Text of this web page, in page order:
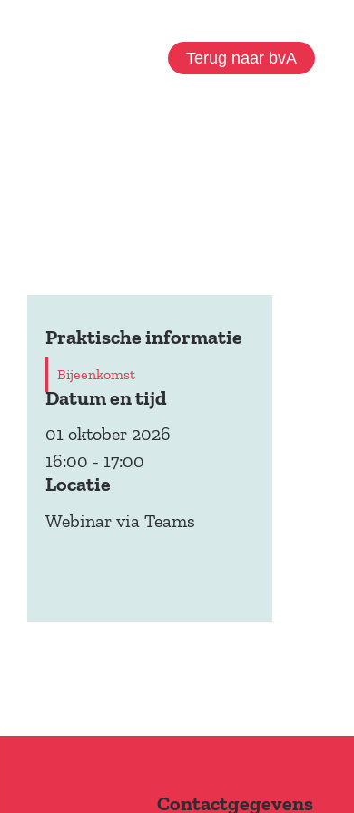
Terug naar bvA
Praktische informatie
Bijeenkomst
Datum en tijd
01 oktober 2026
16:00 - 17:00
Locatie
Webinar via Teams
Contactgegevens